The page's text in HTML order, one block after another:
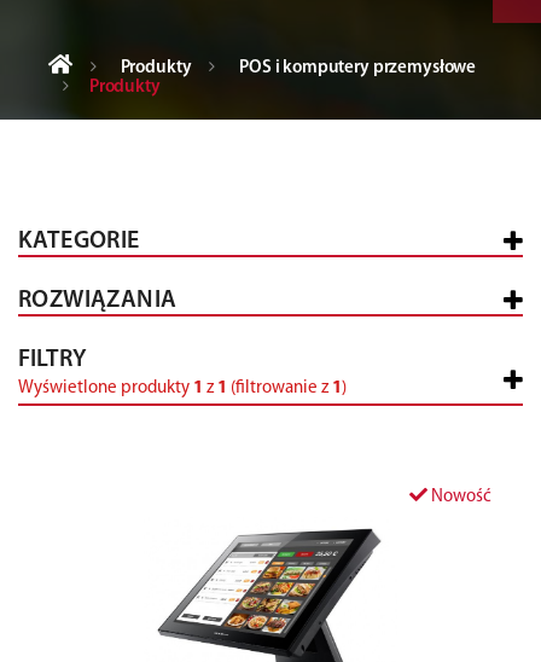
Produkty
POS i komputery przemysłowe
Produkty
KATEGORIE
ROZWIĄZANIA
FILTRY
Wyświetlone produkty 1 z 1 (filtrowanie z 1 )
Nowość